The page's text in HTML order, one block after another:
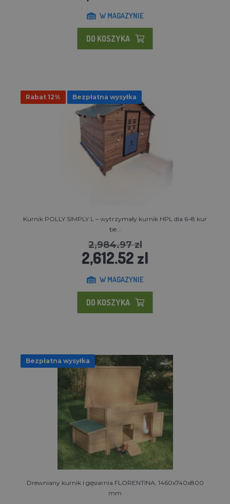
W MAGAZYNIE
DO KOSZYKA
Rabat 12% Bezpłatna wysyłka
Kurnik POLLY SIMPLY L – wytrzymały kurnik HPL dla 6–8 kur
be...
2,984.97 zl
2,612.52 zl
W MAGAZYNIE
DO KOSZYKA
Bezpłatna wysyłka
Drewniany kurnik i gęsiarnia FLORENTINA, 1460x740x800
mm